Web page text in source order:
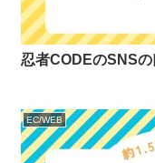
忍者CODEのSNSの
EC/WEB